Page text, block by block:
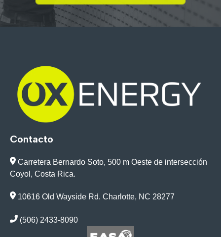
Contacto
Carretera Bernardo Soto, 500 m Oeste de intersección
Coyol, Costa Rica.
10616 Old Wayside Rd. Charlotte, NC 28277
(506) 2433-8090